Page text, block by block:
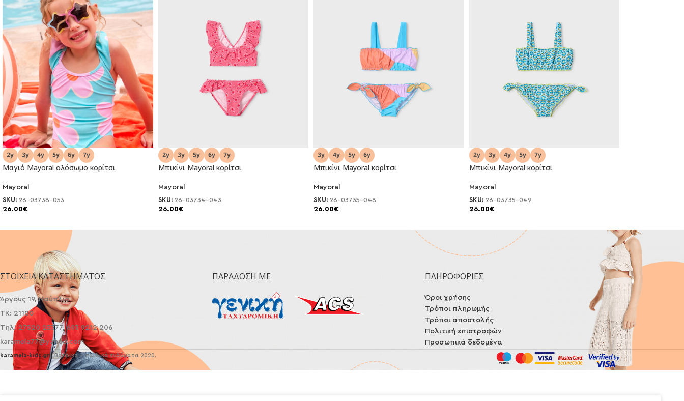
Μαγιό Mayoral ολόσωμο κορίτσι
Mayoral
SKU: 26-03738-053
26.00€
Μπικίνι Mayoral κορίτσι
Mayoral
SKU: 26-03734-043
26.00€
Μπικίνι Mayoral κορίτσι
Mayoral
SKU: 26-03735-048
26.00€
Μπικίνι Mayoral κορίτσι
Mayoral
SKU: 26-03735-049
26.00€
ΣΤΟΙΧΕΊΑ ΚΑΤΑΣΤΉΜΑΤΟΣ
Άργους 19, Ναύπλιο
ΤΚ: 21100
Τηλ: 27520 25377, 693 9212 206
karamela77@yahoo.com
ΠΑΡΆΔΟΣΗ ΜΕ ΠΛΗΡΟΦΟΡΙΕΣ
Όροι χρήσης
Τρόποι πληρωμής
Τρόποι αποστολής
Πολιτική επιστροφών
Προσωπικά δεδομένα
karamela-kids.gr | Βρεφικά - παιδικά ενδύματα 2020.